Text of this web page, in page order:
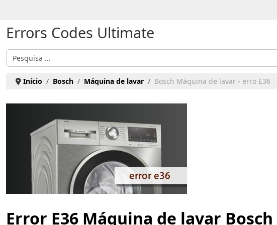
Errors Codes Ultimate
Pesquisar
Início Bosch Máquina de lavar Bosch Máquina de lavar - erro E36
Error E36 Máquina de lavar Bosch